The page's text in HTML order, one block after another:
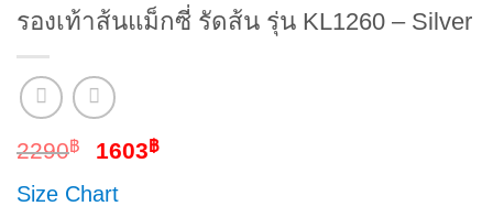
รองเท้าส้นแม็กซี่ รัดส้น รุ่น KL1260 – Silver
2290฿ 1603 ฿
Size Chart